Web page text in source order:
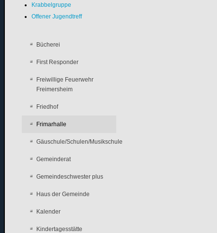
Krabbelgruppe
Offener Jugendtreff
Bücherei
First Responder
Freiwillige Feuerwehr
Freimersheim
Friedhof
Frimarhalle
Gäuschule/Schulen/Musikschule
Gemeinderat
Gemeindeschwester plus
Haus der Gemeinde
Kalender
Kindertagesstätte